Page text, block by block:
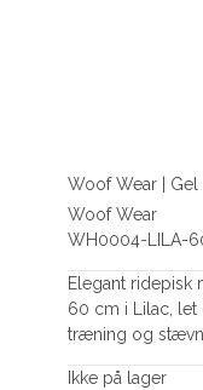
Woof Wear |
Woof Wear
WH0004-LILA-
Elegant ridepisk
60 cm i Lilac, let
træning og
Ikke på lager